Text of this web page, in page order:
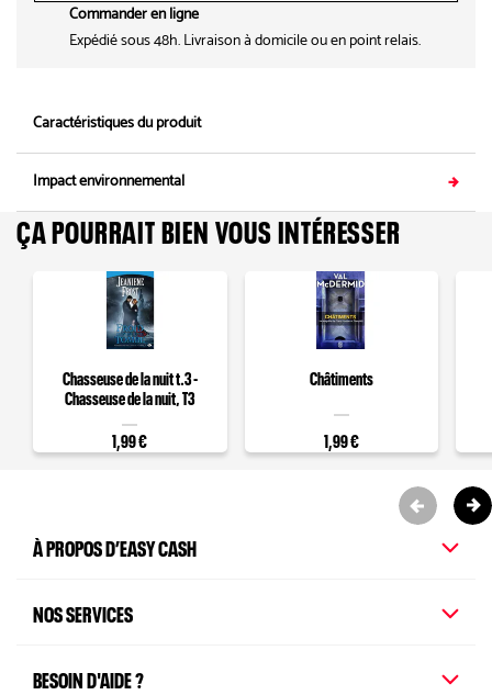
Commander en ligne
Expédié sous 48h. Livraison à domicile ou en point relais.
Caractéristiques du produit
Impact environnemental
ÇA POURRAIT BIEN VOUS INTÉRESSER
Chasseuse de la nuit t.3 -
Chasseuse de la nuit, T3
1,99 €
Châtiments
1,99 €
À PROPOS D’EASY CASH
NOS SERVICES
BESOIN D'AIDE ?